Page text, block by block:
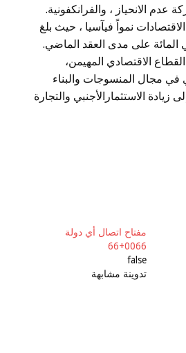
عدم الانحياز ، والفرانكفونية.
نمواً فيآسيا ، حيث بلغ
الاقتصادي المهيمن،
في مجال المنسوجات والبناء
زيادة الاستثمارالأجنبي والتجارة
مفتاح اتصال أي دولة
0066+66
false
تدوينة مشابهة